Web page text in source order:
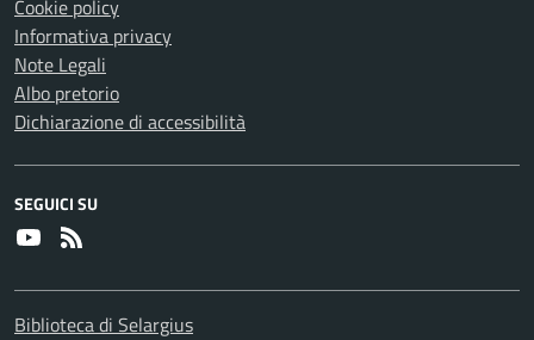
Cookie policy
Informativa privacy
Note Legali
Albo pretorio
Dichiarazione di accessibilità
SEGUICI SU
Youtube
Biblioteca di Selargius